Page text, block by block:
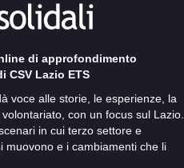
di approfondimento
CSV Lazio ETS
voce alle storie, le esperienze, la
con un focus sul Lazio.
in cui terzo settore e
muovono e i cambiamenti che li